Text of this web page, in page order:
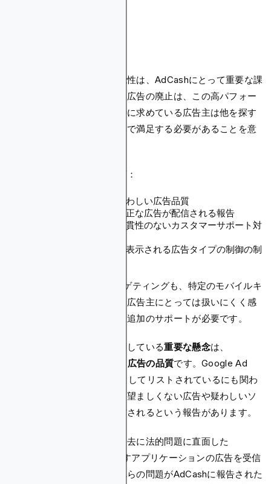
広告フォーマットの利用可能性は、AdCashにとって重要な課
題です。従来のプッシュ通知広告の廃止は、この高パフォー
マンス広告フォーマットを特に求めている広告主は他を探す
か、インページプッシュのみで満足する必要があることを意
その他の注目すべき制限事項：
一部のケースにおける疑わしい広告品質
望ましくない、または不正な広告が配信される報告
品質に関する懸念への一貫性のないカスタマーサポート対
パブリッシャーサイトに表示される広告タイプの制御の制
プラットフォームのISPターゲティングも、特定のモバイルキ
ャリアにリーチしようとする広告主にとっては扱いにくく感
じられ、適切に設定するには追加のサポートが必要です。
一部のパブリッシャーが強調している重要な懸念は、
AdCashを通じて配信される広告の品質です。Google Ad
Manager認定サプライヤーとしてリストされているにも関わ
らず、ネットワークを通じて望ましくない広告や疑わしいソ
フトウェアへのリンクが配信されるという報告があります。
一部のパブリッシャーは、過去に法的問題に直面した
MacKeeperなどの物議を醸すアプリケーションの広告を受信
したと報告しています。これらの問題がAdCashに報告された